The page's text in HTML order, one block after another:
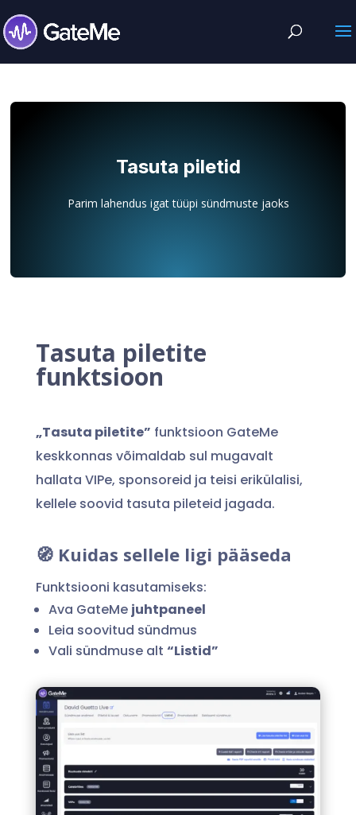
Tasuta piletid
Parim lahendus igat tüüpi sündmuste jaoks
Tasuta piletite
funktsioon
„Tasuta piletite” funktsioon GateMe
keskkonnas võimaldab sul mugavalt
hallata VIPe, sponsoreid ja teisi erikülalisi,
kellele soovid tasuta pileteid jagada.
🧭 Kuidas sellele ligi pääseda
Funktsiooni kasutamiseks:
Ava GateMe juhtpaneel
Leia soovitud sündmus
Vali sündmuse alt “Listid”